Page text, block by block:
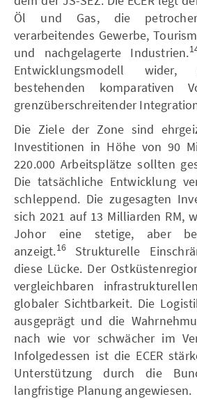
Öl und Gas, die
verarbeitendes Gewerbe,
und nachgelagerte Industrien.
Entwicklungsmodell
bestehenden komparativen
grenzüberschreitender
Die Ziele der Zone sind
Investitionen in Höhe von 90
220.000 Arbeitsplätze sollten
Die tatsächliche Entwicklung
schleppend. Die zugesagten
sich 2021 auf 13 Milliarden RM,
Johor eine stetige, aber
anzeigt.16 Strukturelle
diese Lücke. Der
vergleichbaren
globaler Sichtbarkeit. Die
ausgeprägt und die
nach wie vor schwächer im
Infolgedessen ist die ECER
Unterstützung durch die
langfristige Planung angewiesen.